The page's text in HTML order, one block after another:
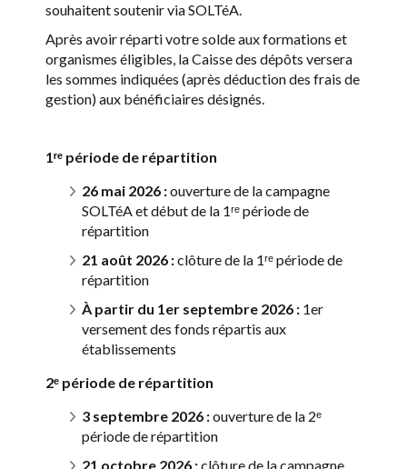
souhaitent soutenir via SOLTéA.
Après avoir réparti votre solde aux formations et
organismes éligibles, la Caisse des dépôts versera
les sommes indiquées (après déduction des frais de
gestion) aux bénéficiaires désignés.
1ʳᵉ période de répartition
26 mai 2026 :ouverture de la campagne
SOLTéA et début de la 1ʳᵉ période de
répartition
21 août 2026 :clôture de la 1ʳᵉ période de
répartition
À partir du 1er septembre 2026 : 1er
versement des fonds répartis aux
établissements
2ᵉ période de répartition
3 septembre 2026 :ouverture de la 2ᵉ
période de répartition
21 octobre 2026 :clôture de la campagne